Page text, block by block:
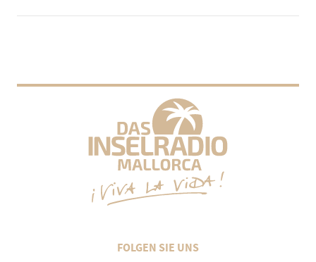
FOLGEN SIE UNS